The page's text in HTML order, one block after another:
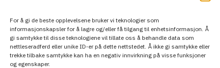
For å gi de beste opplevelsene bruker vi teknologier som
informasjonskapsler for å lagre og/eller få tilgang til enhetsinformasjon. Å
gi samtykke til disse teknologiene vil tillate oss å behandle data som
nettleseradferd eller unike ID-er på dette nettstedet. Å ikke gi samtykke eller
trekke tilbake samtykke kan ha en negativ innvirkning på visse funksjoner
og egenskaper.
Hjemme
Bundesliga
17 jan 2025